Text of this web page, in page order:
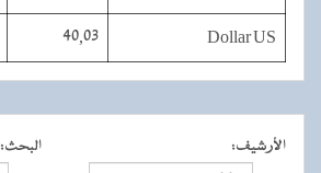
Dollar US
40,03
الأرشيف: البحث: